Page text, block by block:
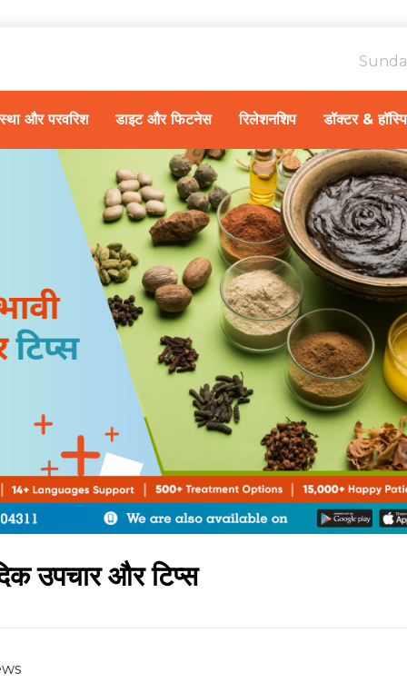
और परवरिश डाइट और फिटनेस रिलेशनशिप डॉक्टर &
उपचार और टिप्स